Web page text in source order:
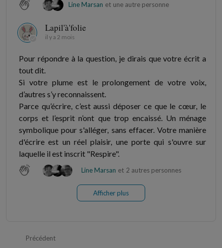
Line Marsan et une autre personne
Lapil'à'folie
il y a 2 mois
Pour répondre à la question, je dirais que votre écrit a
tout dit.
Si votre plume est le prolongement de votre voix,
d’autres s’y reconnaissent.
Parce qu’écrire, c’est aussi déposer ce que le cœur, le
corps et l’esprit n’ont que trop encaissé. Un ménage
symbolique pour s'alléger, sans effacer. Votre manière
d'écrire est un réel plaisir, une porte qui s'ouvre sur
laquelle il est inscrit "Respire".
Line Marsan et 2 autres personnes
Afficher plus
Précédent